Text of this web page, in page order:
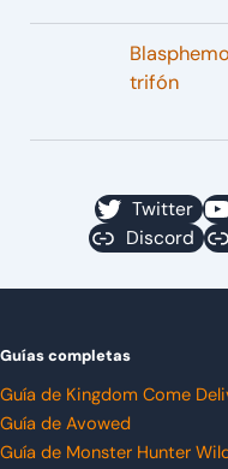
trifón
Twitter
Discord
Guías completas
Guía de Kingdom Come
Guía de Avowed
Guía de Monster Hunter